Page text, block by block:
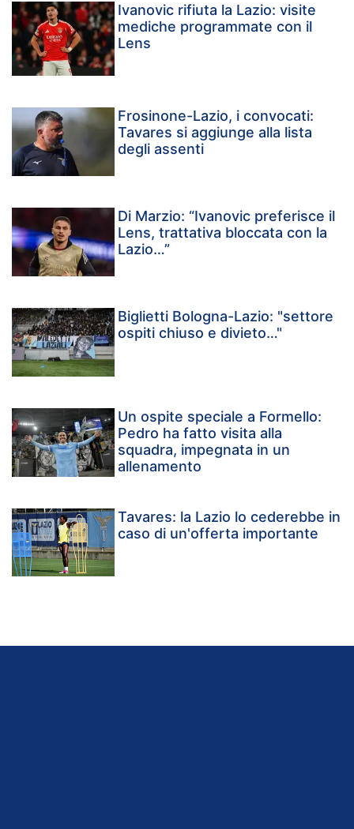
Ivanovic rifiuta la Lazio: visite
mediche programmate con il
Lens
Frosinone-Lazio, i convocati:
Tavares si aggiunge alla lista
degli assenti
Di Marzio: “Ivanovic preferisce il
Lens, trattativa bloccata con la
Lazio…”
Biglietti Bologna-Lazio: "settore
ospiti chiuso e divieto…"
Un ospite speciale a Formello:
Pedro ha fatto visita alla
squadra, impegnata in un
allenamento
Tavares: la Lazio lo cederebbe in
caso di un'offerta importante